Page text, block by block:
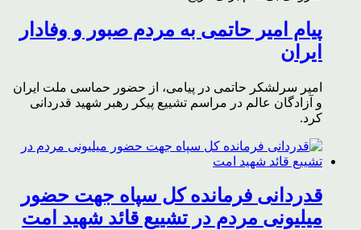
پیام امیر حاتمی به مردم صبور و وفادار
ایران
امیر سرلشکر حاتمی در پیامی، از حضور حماسی ملت ایران
و آزادگان عالم در مراسم تشییع پیکر رهبر شهید قدردانی
کرد.
قدردانی فرمانده کل سپاه جهت حضور
میلیونی مردم در تشییع قائد شهید امت